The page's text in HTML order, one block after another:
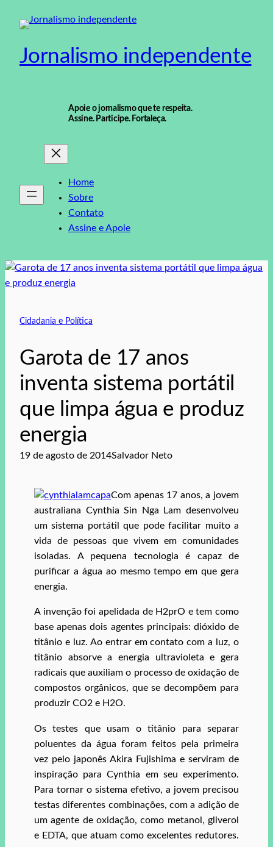
para
conteúdo
Jornalismo independente
Apoie o jornalismo que te respeita.
Assine. Participe. Fortaleça.
Home
Sobre
Contato
Assine e Apoie
Cidadania e Política
Garota de 17 anos
inventa sistema portátil
que limpa água e produz
energia
19 de agosto de 2014Salvador Neto
Com apenas 17 anos, a jovem
australiana Cynthia Sin Nga Lam desenvolveu
um sistema portátil que pode facilitar muito a
vida de pessoas que vivem em comunidades
isoladas. A pequena tecnologia é capaz de
purificar a água ao mesmo tempo em que gera
energia.
A invenção foi apelidada de H2prO e tem como
base apenas dois agentes principais: dióxido de
titânio e luz. Ao entrar em contato com a luz, o
titânio absorve a energia ultravioleta e gera
radicais que auxiliam o processo de oxidação de
compostos orgânicos, que se decompõem para
produzir CO2 e H2O.
Os testes que usam o titânio para separar
poluentes da água foram feitos pela primeira
vez pelo japonês Akira Fujishima e serviram de
inspiração para Cynthia em seu experimento.
Para tornar o sistema efetivo, a jovem precisou
testas diferentes combinações, com a adição de
um agente de oxidação, como metanol, gliverol
e EDTA, que atuam como excelentes redutores.